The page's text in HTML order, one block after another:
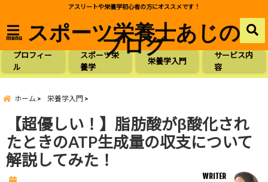
アスリートや栄養学初心者の方にオススメです！
menu スポーツ栄養士あじの
ブログ
プロフィー
ル
スポーツ栄
養学
栄養学入門
サービス内
容
ホーム 栄養学入門
【超優しい！】脂肪酸がβ酸化され
たときのATP生成量の収支について
解説してみた！
WRITER